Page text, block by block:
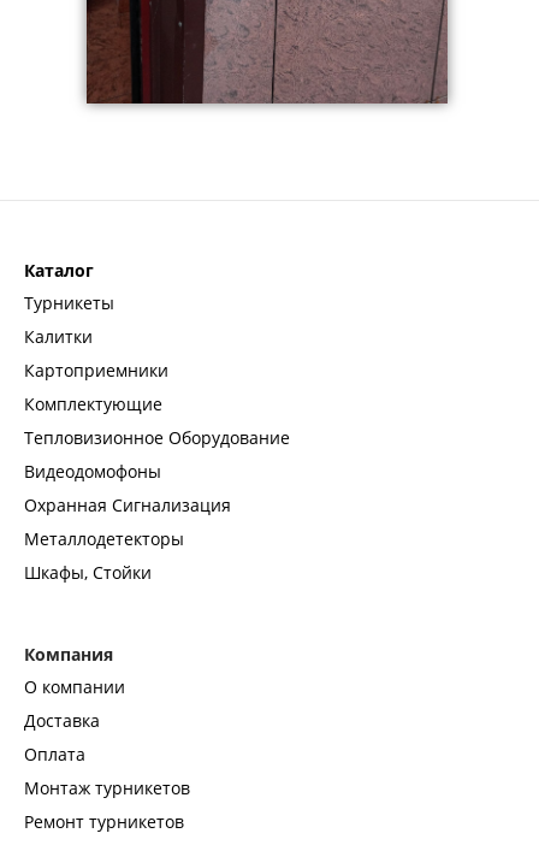
Каталог
Турникеты
Калитки
Картоприемники
Комплектующие
Тепловизионное Оборудование
Видеодомофоны
Охранная Сигнализация
Металлодетекторы
Шкафы, Стойки
Компания
О компании
Доставка
Оплата
Монтаж турникетов
Ремонт турникетов